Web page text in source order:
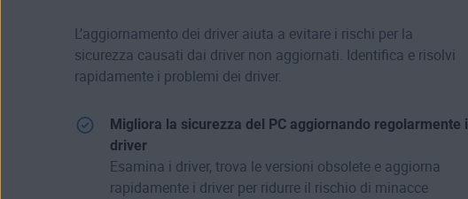
L’aggiornamento dei driver aiuta a evitare i rischi per la
sicurezza causati dai driver non aggiornati. Identifica e risolvi
rapidamente i problemi dei driver.
Migliora la sicurezza del PC aggiornando regolarmente i
driver
Esamina i driver, trova le versioni obsolete e aggiorna
rapidamente i driver per ridurre il rischio di minacce